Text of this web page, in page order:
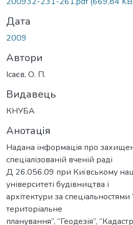
Дата
2009
Автори
Ісаєв, О. П.
Видавець
КНУБА
Анотація
Надана інформація про
спеціалізованій вченій раді
Д 26.056.09 при Київському
університеті будівництва і
архітектури за
територіальне
планування”, “Геодезія”,